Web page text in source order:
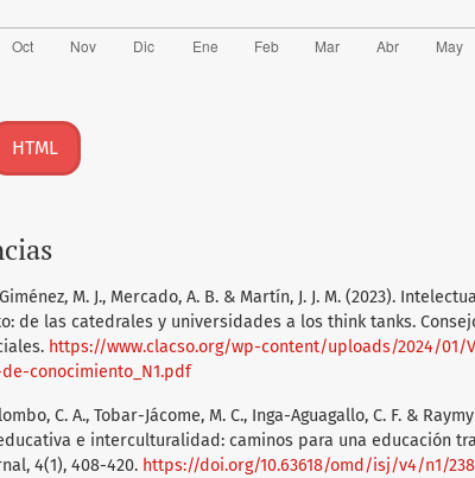
HTML
Giménez, M. J., Mercado, A. B. & Martín, J. J. M. (2023).
de las catedrales y universidades a los think tanks.
https://www.clacso.org/wp-content/uploads/2024/01/
conocimiento_N1.pdf
C. A., Tobar-Jácome, M. C., Inga-Aguagallo, C. F. &
e interculturalidad: caminos para una educación
4(1), 408-420. https://doi.org/10.63618/omd/isj/v4/n1/238